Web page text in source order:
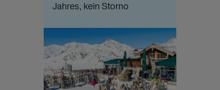
Jahres, kein Storno